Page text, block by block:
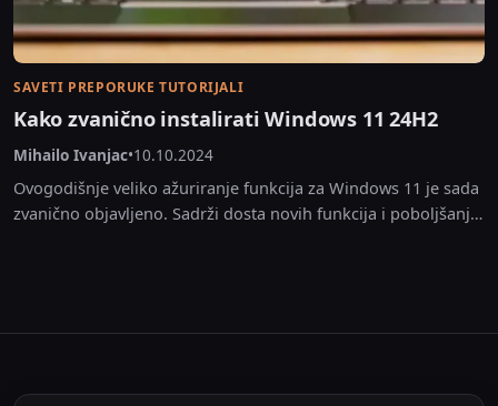
SAVETI PREPORUKE TUTORIJALI
Kako zvanično instalirati Windows 11 24H2
Mihailo Ivanjac•10.10.2024
Ovogodišnje veliko ažuriranje funkcija za Windows 11 je sada
zvanično objavljeno. Sadrži dosta novih funkcija i poboljšanja,